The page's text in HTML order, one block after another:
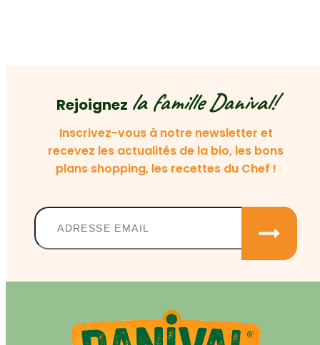
Rejoignez la famille Danival!
Inscrivez-vous à notre newsletter et
recevez les actualités de la bio, les bons
plans shopping, les recettes du Chef !